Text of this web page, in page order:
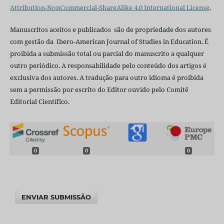
Attribution-NonCommercial-ShareAlike 4.0 International License.
Manuscritos aceitos e publicados são de propriedade dos autores
com gestão da Ibero-American Journal of Studies in Education. É
proibida a submissão total ou parcial do manuscrito a qualquer
outro periódico. A responsabilidade pelo conteúdo dos artigos é
exclusiva dos autores. A tradução para outro idioma é proibida
sem a permissão por escrito do Editor ouvido pelo Comitê
Editorial Científico.
0 0 0
ENVIAR SUBMISSÃO